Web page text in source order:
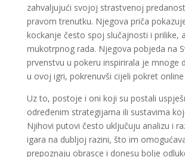
zahvaljujući svojoj strastvenoj
pravom trenutku. Njegova priča
kockanje često spoj slučajnosti i prilike,
mukotrpnog rada. Njegova pobjeda na
prvenstvu u pokeru inspirirala je mnoge
u ovoj igri, pokrenuvši cijeli pokret
Uz to, postoje i oni koji su postali
određenim strategijama ili sustavima
Njihovi putovi često uključuju analizu i
igara na dubljoj razini, što im
prepoznaju obrasce i donesu bolje